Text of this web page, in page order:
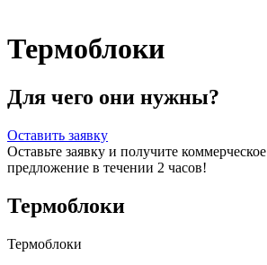
Термоблоки
Для чего они нужны?
Оставить заявку
Оставьте заявку и получите коммерческое
предложение в течении 2 часов!
Термоблоки
Термоблоки